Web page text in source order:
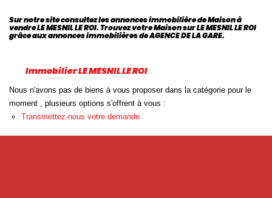
Toutes Les Agences
Nos Témoignages
Nos Actualités
NOUS CONTACTER
Sur notre site consultez les annonces immobilière de Maison à
vendre LE MESNIL LE ROI. Trouvez votre Maison sur LE MESNIL LE ROI
grâce aux annonces immobilières de AGENCE DE LA GARE.
Immobilier LE MESNIL LE ROI
Nous n'avons pas de biens à vous proposer dans la catégorie pour le
moment , plusieurs options s'offrent à vous :
Transmettez-nous votre demande